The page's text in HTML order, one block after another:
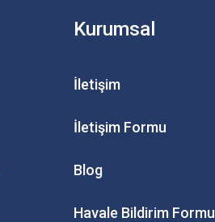
Kurumsal
İletişim
İletişim Formu
Blog
Havale Bildirim Formu